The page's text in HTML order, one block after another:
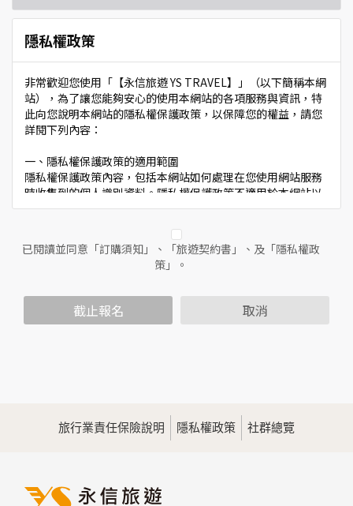
隱私權政策
非常歡迎您使用「【永信旅遊 YS TRAVEL】」（以下簡稱本網
站），為了讓您能夠安心的使用本網站的各項服務與資訊，特
此向您說明本網站的隱私權保護政策，以保障您的權益，請您
詳閱下列內容：
一、隱私權保護政策的適用範圍
隱私權保護政策內容，包括本網站如何處理在您使用網站服務
時收集到的個人識別資料。隱私權保護政策不適用於本網站以
外的相關連結網站，也不適用於非本網站所委託或參與管理的
二、個人資料的蒐集、處理及利用方式
當您造訪本網站或使用本網站所提供之功能服務時，我們將視
範圍內處理及利用您的個人資料；非經您書面同意，本網站不
會將個人資料用於其他用途。
為提供精確的服務，我們會將收集的問卷調查內容進行統計與
分析，分析結果之統計數據或說明文字呈現，除供內部研究
已閱讀並同意「訂購須知」、「旅遊契約書」、及「隱私權政
策」。
截止報名 取消
旅行業責任保險說明 隱私權政策 社群總覽